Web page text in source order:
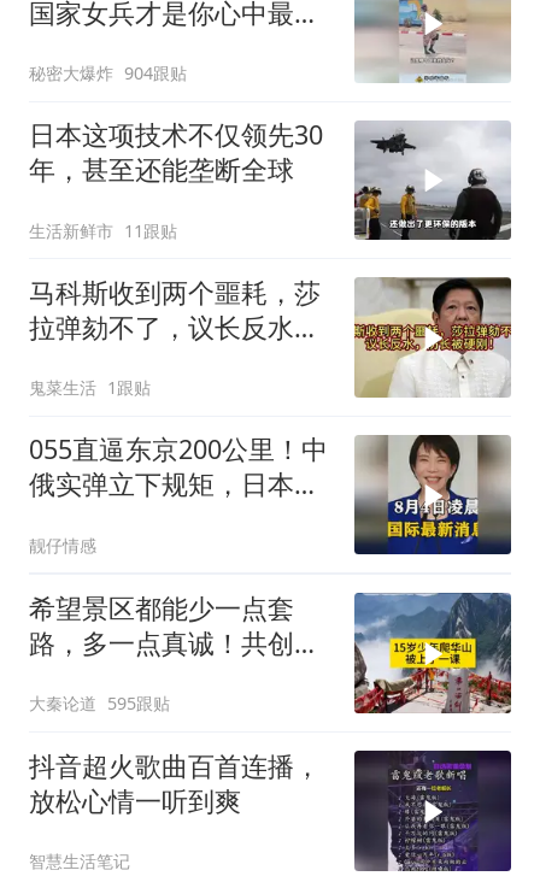
国家女兵才是你心中最飒
秘密大爆炸 904跟贴
日本这项技术不仅领先30
年，甚至还能垄断全球
生活新鲜市 11跟贴
马科斯收到两个噩耗，莎
拉弹劾不了，议长反水，
鬼菜生活 1跟贴
055直逼东京200公里！中
俄实弹立下规矩，日本除
靓仔情感
希望景区都能少一点套
路，多一点真诚！共创良
大秦论道 595跟贴
抖音超火歌曲百首连播，
放松心情一听到爽
智慧生活笔记